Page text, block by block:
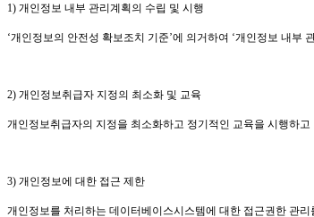
1) 개인정보 내부 관리계획의 수립 및 시행
‘개인정보의 안전성 확보조치 기준’에 의거하여 ‘개인정보 내부
2) 개인정보취급자 지정의 최소화 및 교육
개인정보취급자의 지정을 최소화하고 정기적인 교육을 시행하고
3) 개인정보에 대한 접근 제한
개인정보를 처리하는 데이터베이스시스템에 대한 접근권한 관